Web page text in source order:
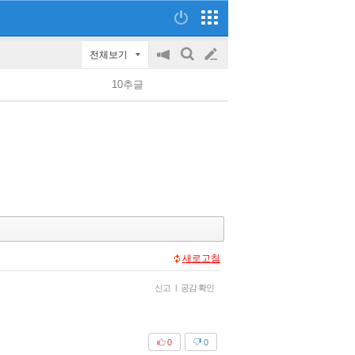
전체보기
공
on/off
검
글
쓰
10추글
새로고침
신고 | 공감 확인
0
0